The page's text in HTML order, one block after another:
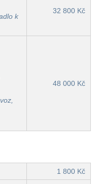
k
32 800 Kč
48 000 Kč
1 800 Kč